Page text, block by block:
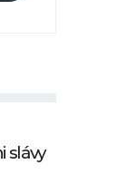
slávy